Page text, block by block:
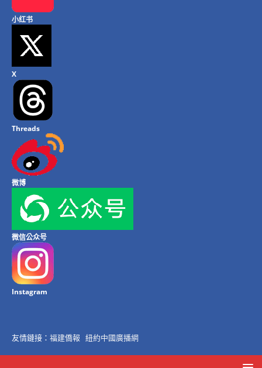
小红书
X
Threads
微博
微信公众号
Instagram
友情鏈接： 福建僑報 紐約中國廣播網